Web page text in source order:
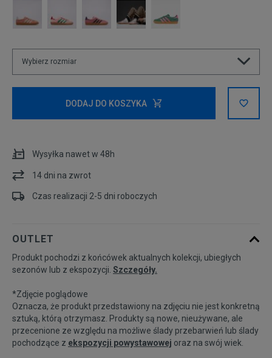
Wybierz rozmiar
36 2/3 22,5 cm
37 1/3 23 cm Powiadom o dostępności
38 2/3 24 cm Powiadom o dostępności
39 1/3 24,5 cm
40 25 cm
DODAJ DO KOSZYKA
Wysyłka nawet w 48h
14 dni na zwrot
Czas realizacji 2-5 dni roboczych
OUTLET
Produkt pochodzi z końcówek aktualnych kolekcji, ubiegłych
sezonów lub z ekspozycji. Szczegóły.
*Zdjęcie poglądowe
Oznacza, że produkt przedstawiony na zdjęciu nie jest konkretną
sztuką, którą otrzymasz. Produkty są nowe, nieużywane, ale
przecenione ze względu na możliwe ślady przebarwień lub ślady
pochodzące z ekspozycji powystawowej oraz na swój wiek.